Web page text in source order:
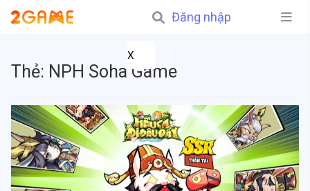
Đăng nhập
X
Thẻ: NPH Soha Game